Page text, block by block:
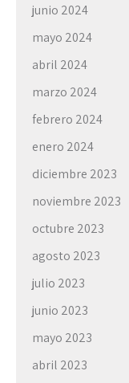
junio 2024
mayo 2024
abril 2024
marzo 2024
febrero 2024
enero 2024
diciembre 2023
noviembre 2023
octubre 2023
agosto 2023
julio 2023
junio 2023
mayo 2023
abril 2023